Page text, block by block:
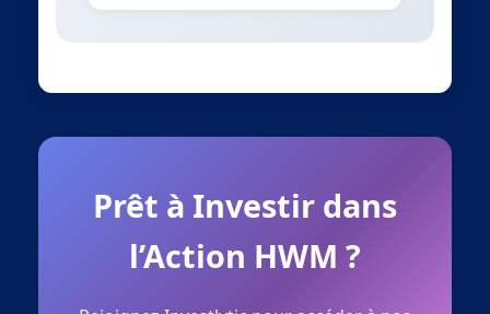
Prêt à Investir dans
l’Action HWM ?